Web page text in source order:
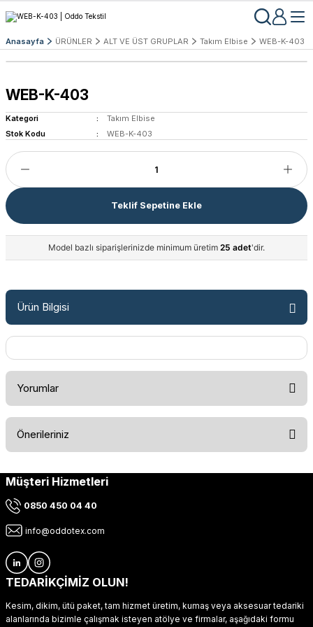
Anasayfa ÜRÜNLER ALT VE ÜST GRUPLAR Takım Elbise WEB-K-403
WEB-K-403
Kategori
Takım Elbise
Stok Kodu
WEB-K-403
Teklif Sepetine Ekle
Model bazlı siparişlerinizde minimum üretim 25 adet'dir.
Ürün Bilgisi
Yorumlar
Önerileriniz
Bu ürünün fiyat bilgisi, resim, ürün açıklamalarında ve diğer
kullanarak tarafımıza iletebilirsiniz.
Ürün resmi kalitesiz, bozuk veya görüntülenemiyor.
Ürün açıklamasında eksik bilgiler bulunuyor.
Ürün fiyatı diğer sitelerden daha pahalı.
Müşteri Hizmetleri
0850 450 04 40
info@oddotex.com
TEDARİKÇİMİZ OLUN!
Kesim, dikim, ütü paket, tam hizmet üretim, kumaş veya aksesuar tedariki
alanlarında bizimle çalışmak isteyen atölye ve firmalar, aşağıdaki formu